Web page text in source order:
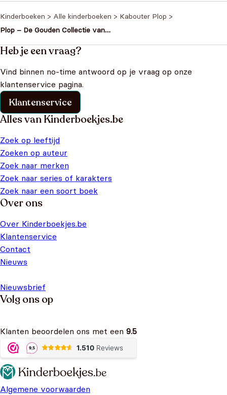
Kinderboeken > Alle kinderboeken > Kabouter Plop >
Plop – De Gouden Collectie van
Heb je een vraag?
Vind binnen no-time antwoord op je vraag op onze
klantenservice pagina.
Klantenservice
Alles van Kinderboekjes.be
Zoek op leeftijd
Zoeken op auteur
Zoek naar merken
Zoek naar series of karakters
Zoek naar een soort boek
Over ons
Over Kinderboekjes.be
Klantenservice
Contact
Nieuws
Nieuwsbrief
Volg ons op
Klanten beoordelen ons met een 9.5
Algemene voorwaarden